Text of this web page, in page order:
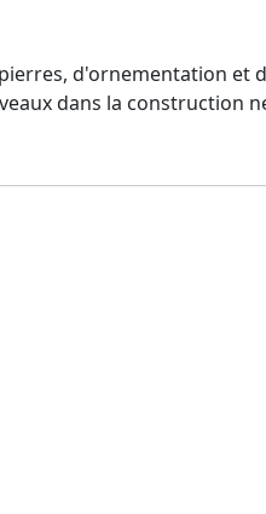
d'ornementation et
dans la construction